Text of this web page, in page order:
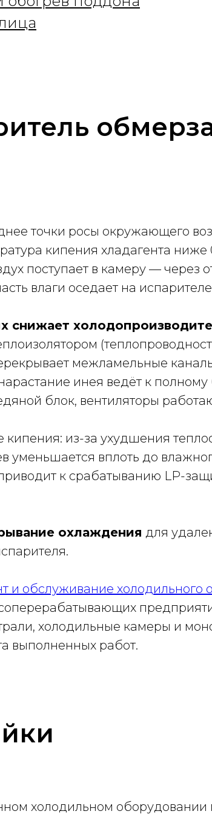
точки росы окружающего
кипения хладагента
поступает в камеру — через
влаги оседает на
снижает
межламельные
инея ведёт к
блок, вентиляторы
из-за ухудшения
уменьшается вплоть до
к срабатыванию LP-
охлаждения для
и обслуживание холодильного
холодильные камеры и
выполненных работ.
холодильном